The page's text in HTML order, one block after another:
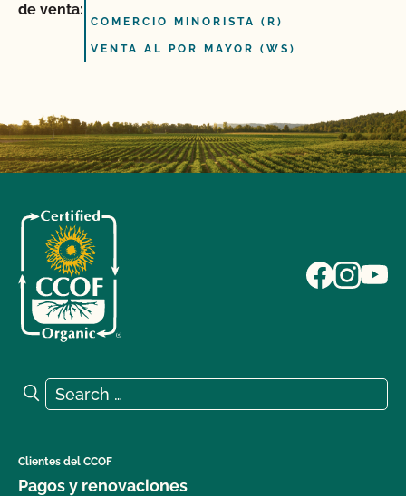
de venta:
COMERCIO MINORISTA (R)
VENTA AL POR MAYOR (WS)
Search for:
Search
Clientes del CCOF
Pagos y renovaciones